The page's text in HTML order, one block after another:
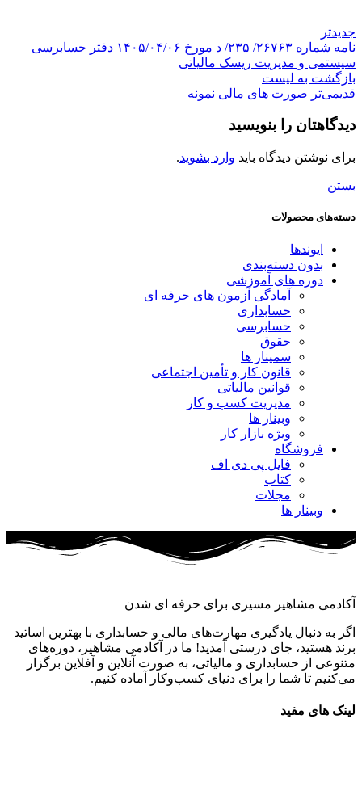
جدیدتر
نامه شماره ۲۶۷۶۳/ ۲۳۵/ د مورخ ۱۴۰۵/۰۴/۰۶ دفتر حسابرسی
سیستمی و مديريت ریسک مالیاتی
بازگشت به لیست
قدیمی‌تر صورت های مالی نمونه
دیدگاهتان را بنویسید
برای نوشتن دیدگاه باید وارد بشوید.
بستن
دسته‌های محصولات
ایوندها
بدون دسته‌بندی
دوره های آموزشی
آمادگی آزمون های حرفه ای
حسابداری
حسابرسی
حقوق
سمینار ها
قانون کار و تأمین اجتماعی
قوانین مالیاتی
مدیریت کسب و کار
وبینار ها
ویژه بازار کار
فروشگاه
فایل پی دی اف
کتاب
مجلات
وبینار ها
آکادمی مشاهیر مسیری برای حرفه ای شدن
اگر به دنبال یادگیری مهارت‌های مالی و حسابداری با بهترین اساتید
برند هستید، جای درستی آمدید! ما در آکادمی مشاهیر، دوره‌های
متنوعی از حسابداری و مالیاتی، به صورت آنلاین و آفلاین برگزار
می‌کنیم تا شما را برای دنیای کسب‌وکار آماده کنیم.
لینک های مفید